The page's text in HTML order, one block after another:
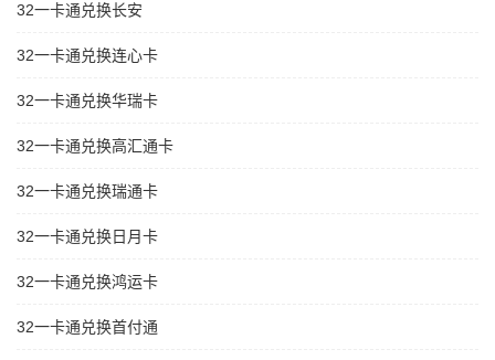
32一卡通兑换长安
32一卡通兑换连心卡
32一卡通兑换华瑞卡
32一卡通兑换高汇通卡
32一卡通兑换瑞通卡
32一卡通兑换日月卡
32一卡通兑换鸿运卡
32一卡通兑换首付通